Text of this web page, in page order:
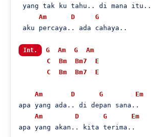
yang tak ku tahu.. di mana itu..
Am
D
G
aku percaya.. ada cahaya..
Int. G Am G
Am
C
Bm Bm7
E
C
Bm Bm7 E
Am D G
Em
apa yang ada.. di depan sana..
Am
D G
Em
apa yang akan.. kita terima..